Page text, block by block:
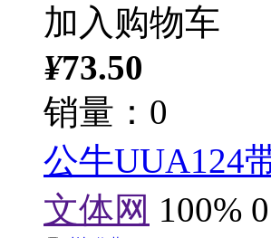
加入购物车
¥73.50
销量：0
公牛UUA124
文体网 100% 0